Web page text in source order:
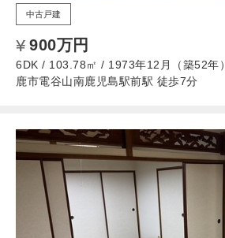
中古戸建
900万円
6DK / 103.78㎡ / 1973年12月（築52年）
鹿市電谷山南鹿児島駅前駅 徒歩7分